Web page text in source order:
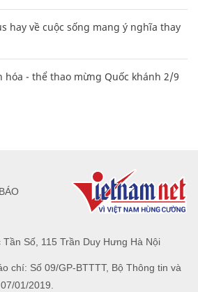
hay về cuộc sống mang ý nghĩa thay
hóa - thể thao mừng Quốc khánh 2/9
Số, 115 Trần Duy Hưng Hà Nội
chí: Số 09/GP-BTTTT, Bộ Thông tin và
01/2019.